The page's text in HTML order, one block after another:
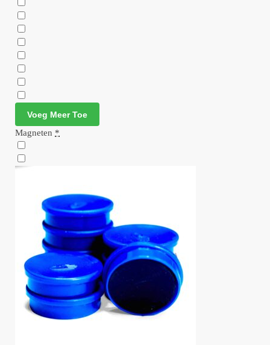
Voeg Meer Toe
Magneten *